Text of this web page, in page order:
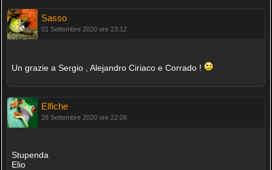
Sasso
01 Settembre 2020 ore 23:12
Un grazie a Sergio , Alejandro Ciriaco e Corrado !
Elfiche
28 Settembre 2020 ore 22:08
Stupenda
Elio